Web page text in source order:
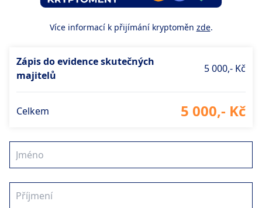
Více informací k přijímání kryptoměn zde.
Zápis do evidence skutečných
majitelů
5 000,- Kč
Celkem 5 000,- Kč